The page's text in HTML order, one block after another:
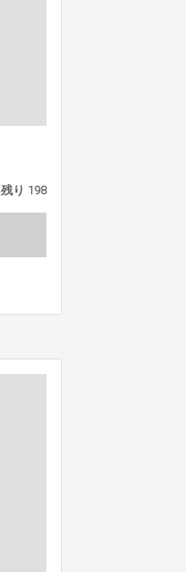
残り 198